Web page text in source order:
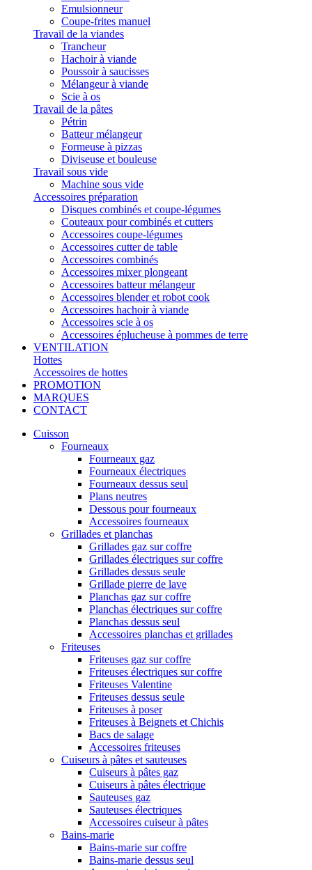
Emulsionneur
Coupe-frites manuel
Travail de la viandes
Trancheur
Hachoir à viande
Poussoir à saucisses
Mélangeur à viande
Scie à os
Travail de la pâtes
Pétrin
Batteur mélangeur
Formeuse à pizzas
Diviseuse et bouleuse
Travail sous vide
Machine sous vide
Accessoires préparation
Disques combinés et coupe-légumes
Couteaux pour combinés et cutters
Accessoires coupe-légumes
Accessoires cutter de table
Accessoires combinés
Accessoires mixer plongeant
Accessoires batteur mélangeur
Accessoires blender et robot cook
Accessoires hachoir à viande
Accessoires scie à os
Accessoires éplucheuse à pommes de terre
VENTILATION
Hottes
Accessoires de hottes
PROMOTION
MARQUES
CONTACT
Cuisson
Fourneaux
Fourneaux gaz
Fourneaux électriques
Fourneaux dessus seul
Plans neutres
Dessous pour fourneaux
Accessoires fourneaux
Grillades et planchas
Grillades gaz sur coffre
Grillades électriques sur coffre
Grillades dessus seule
Grillade pierre de lave
Planchas gaz sur coffre
Planchas électriques sur coffre
Planchas dessus seul
Accessoires planchas et grillades
Friteuses
Friteuses gaz sur coffre
Friteuses électriques sur coffre
Friteuses Valentine
Friteuses dessus seule
Friteuses à poser
Friteuses à Beignets et Chichis
Bacs de salage
Accessoires friteuses
Cuiseurs à pâtes et sauteuses
Cuiseurs à pâtes gaz
Cuiseurs à pâtes électrique
Sauteuses gaz
Sauteuses électriques
Accessoires cuiseur à pâtes
Bains-marie
Bains-marie sur coffre
Bains-marie dessus seul